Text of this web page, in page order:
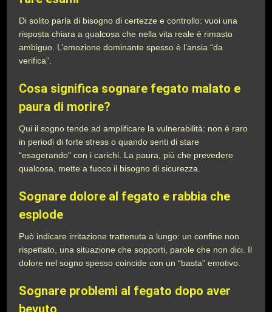
Di solito parla di bisogno di certezze e controllo: vuoi una
risposta chiara a qualcosa che nella vita reale è rimasto
ambiguo. L’emozione dominante spesso è l’ansia “da
verifica”.
Cosa significa sognare fegato malato e
paura di morire?
Qui il sogno tende ad amplificare la vulnerabilità: non è raro
in periodi di forte stress o quando senti di stare
“esagerando” con i carichi. La paura, più che prevedere
qualcosa, mette a fuoco il bisogno di sicurezza.
Sognare dolore al fegato e rabbia che
esplode
Può indicare irritazione trattenuta a lungo: un confine non
rispettato, una situazione che sopporti, parole che non dici. Il
dolore nel sogno spesso coincide con un “basta” emotivo.
Sognare problemi al fegato dopo aver
bevuto